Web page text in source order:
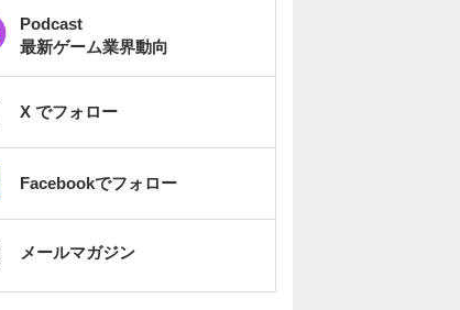
Podcast
最新ゲーム業界動向
X でフォロー
Facebookでフォロー
メールマガジン